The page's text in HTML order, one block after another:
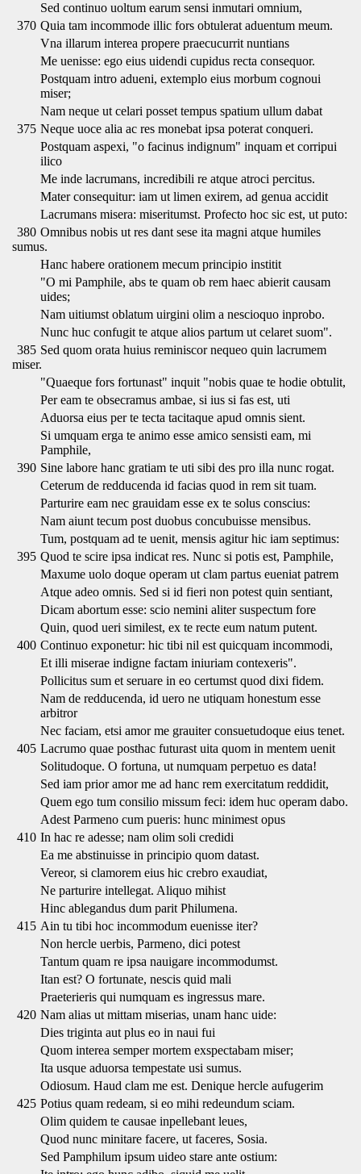
Sed continuo uoltum earum sensi inmutari omnium,
370 Quia tam incommode illic fors obtulerat aduentum meum.
Vna illarum interea propere praecucurrit nuntians
Me uenisse: ego eius uidendi cupidus recta consequor.
Postquam intro adueni, extemplo eius morbum cognoui
miser;
Nam neque ut celari posset tempus spatium ullum dabat
375 Neque uoce alia ac res monebat ipsa poterat conqueri.
Postquam aspexi, "o facinus indignum" inquam et corripui
ilico
Me inde lacrumans, incredibili re atque atroci percitus.
Mater consequitur: iam ut limen exirem, ad genua accidit
Lacrumans misera: miseritumst. Profecto hoc sic est, ut puto:
380 Omnibus nobis ut res dant sese ita magni atque humiles
sumus.
Hanc habere orationem mecum principio institit
"O mi Pamphile, abs te quam ob rem haec abierit causam
uides;
Nam uitiumst oblatum uirgini olim a nescioquo inprobo.
Nunc huc confugit te atque alios partum ut celaret suom".
385 Sed quom orata huius reminiscor nequeo quin lacrumem
miser.
"Quaeque fors fortunast" inquit "nobis quae te hodie obtulit,
Per eam te obsecramus ambae, si ius si fas est, uti
Aduorsa eius per te tecta tacitaque apud omnis sient.
Si umquam erga te animo esse amico sensisti eam, mi
Pamphile,
390 Sine labore hanc gratiam te uti sibi des pro illa nunc rogat.
Ceterum de redducenda id facias quod in rem sit tuam.
Parturire eam nec grauidam esse ex te solus conscius:
Nam aiunt tecum post duobus concubuisse mensibus.
Tum, postquam ad te uenit, mensis agitur hic iam septimus:
395 Quod te scire ipsa indicat res. Nunc si potis est, Pamphile,
Maxume uolo doque operam ut clam partus eueniat patrem
Atque adeo omnis. Sed si id fieri non potest quin sentiant,
Dicam abortum esse: scio nemini aliter suspectum fore
Quin, quod ueri similest, ex te recte eum natum putent.
400 Continuo exponetur: hic tibi nil est quicquam incommodi,
Et illi miserae indigne factam iniuriam contexeris".
Pollicitus sum et seruare in eo certumst quod dixi fidem.
Nam de redducenda, id uero ne utiquam honestum esse
arbitror
Nec faciam, etsi amor me grauiter consuetudoque eius tenet.
405 Lacrumo quae posthac futurast uita quom in mentem uenit
Solitudoque. O fortuna, ut numquam perpetuo es data!
Sed iam prior amor me ad hanc rem exercitatum reddidit,
Quem ego tum consilio missum feci: idem huc operam dabo.
Adest Parmeno cum pueris: hunc minimest opus
410 In hac re adesse; nam olim soli credidi
Ea me abstinuisse in principio quom datast.
Vereor, si clamorem eius hic crebro exaudiat,
Ne parturire intellegat. Aliquo mihist
Hinc ablegandus dum parit Philumena.
415 Ain tu tibi hoc incommodum euenisse iter?
Non hercle uerbis, Parmeno, dici potest
Tantum quam re ipsa nauigare incommodumst.
Itan est? O fortunate, nescis quid mali
Praeterieris qui numquam es ingressus mare.
420 Nam alias ut mittam miserias, unam hanc uide:
Dies triginta aut plus eo in naui fui
Quom interea semper mortem exspectabam miser;
Ita usque aduorsa tempestate usi sumus.
Odiosum. Haud clam me est. Denique hercle aufugerim
425 Potius quam redeam, si eo mihi redeundum sciam.
Olim quidem te causae inpellebant leues,
Quod nunc minitare facere, ut faceres, Sosia.
Sed Pamphilum ipsum uideo stare ante ostium: